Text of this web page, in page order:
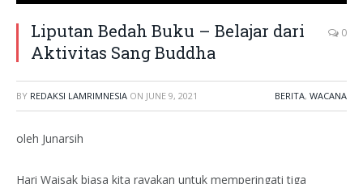
Liputan Bedah Buku – Belajar dari
Aktivitas Sang Buddha
0
BY REDAKSI LAMRIMNESIA ON JUNE 9, 2021 BERITA, WACANA
oleh Junarsih
Hari Waisak biasa kita rayakan untuk memperingati tiga